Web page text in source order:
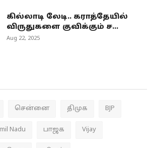
கில்லாடி லேடி.. கராத்தேயில்
விருதுகளை குவிக்கும் ச...
Aug 22, 2025
சென்னை திமுக BJP
Nadu பாஜக Vijay